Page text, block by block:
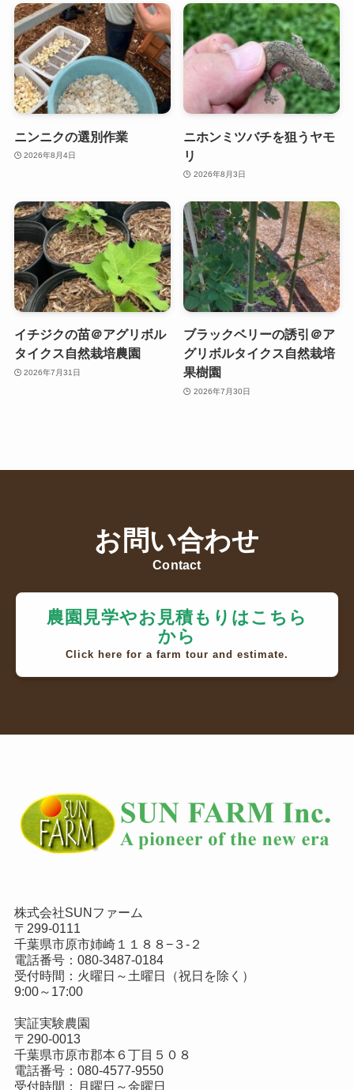
ニンニクの選別作業
2026年8月4日
ニホンミツバチを狙うヤモ
リ
2026年8月3日
イチジクの苗＠アグリボル
タイクス自然栽培農園
2026年7月31日
ブラックベリーの誘引＠ア
グリボルタイクス自然栽培
果樹園
2026年7月30日
お問い合わせ
Contact
農園見学やお見積もりはこちら
から
Click here for a farm tour and estimate.
株式会社SUNファーム
〒299-0111
千葉県市原市姉崎１１８８−３-２
電話番号： 080-3487-0184
受付時間：火曜日～土曜日（祝日を除く）
9:00～17:00
実証実験農園
〒290-0013
千葉県市原市郡本６丁目５０８
電話番号： 080-4577-9550
受付時間：月曜日～金曜日